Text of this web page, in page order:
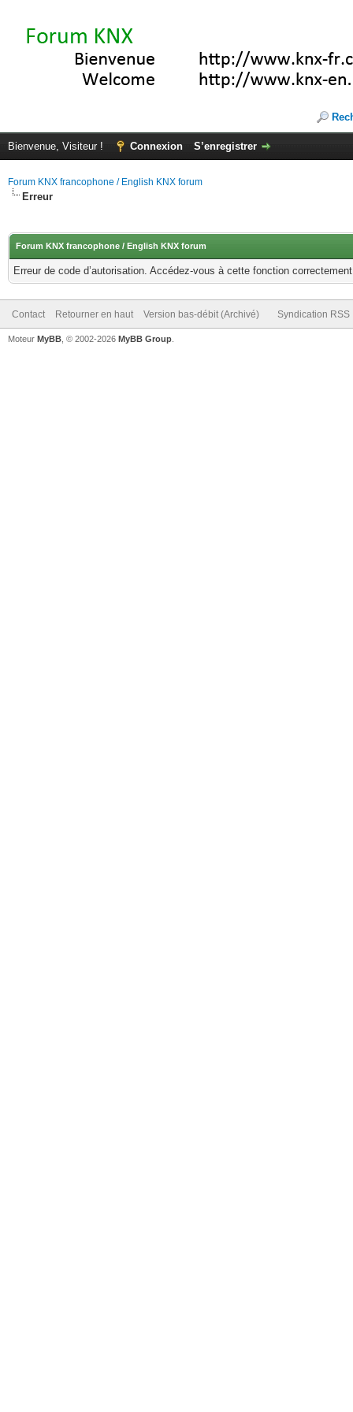
Bienvenue, Visiteur ! Connexion S’enregistrer
Forum KNX francophone / English KNX forum
Erreur
Forum KNX francophone / English KNX forum
Erreur de code d’autorisation. Accédez-vous à cette fonction
Contact Retourner en haut Version bas-débit (Archivé) Syndication RSS
Moteur MyBB , © 2002-2026 MyBB Group